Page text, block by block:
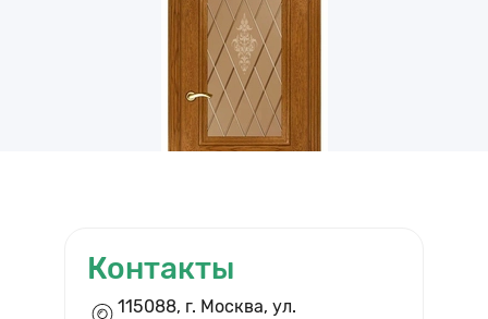
ВЫЗВАТЬ ЗАМЕРЩИКА
Контакты
115088, г. Москва, ул.